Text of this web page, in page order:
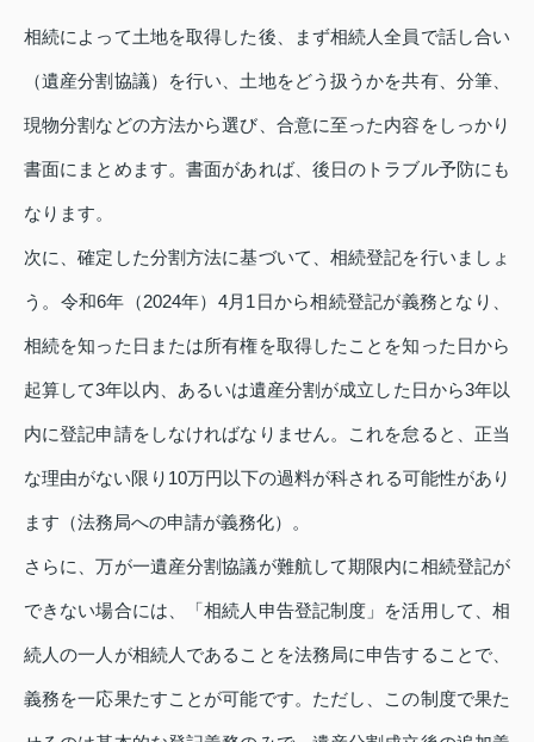
相続によって土地を取得した後、まず相続人全員で話し合い
（遺産分割協議）を行い、土地をどう扱うかを共有、分筆、
現物分割などの方法から選び、合意に至った内容をしっかり
書面にまとめます。書面があれば、後日のトラブル予防にも
なります。
次に、確定した分割方法に基づいて、相続登記を行いましょ
う。令和6年（2024年）4月1日から相続登記が義務となり、
相続を知った日または所有権を取得したことを知った日から
起算して3年以内、あるいは遺産分割が成立した日から3年以
内に登記申請をしなければなりません。これを怠ると、正当
な理由がない限り10万円以下の過料が科される可能性があり
ます（法務局への申請が義務化）。
さらに、万が一遺産分割協議が難航して期限内に相続登記が
できない場合には、「相続人申告登記制度」を活用して、相
続人の一人が相続人であることを法務局に申告することで、
義務を一応果たすことが可能です。ただし、この制度で果た